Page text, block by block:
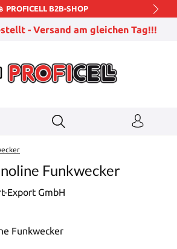
PROFICELL B2B-SHOP
- Versand am gleichen Tag!!!
Funkwecker
Export GmbH